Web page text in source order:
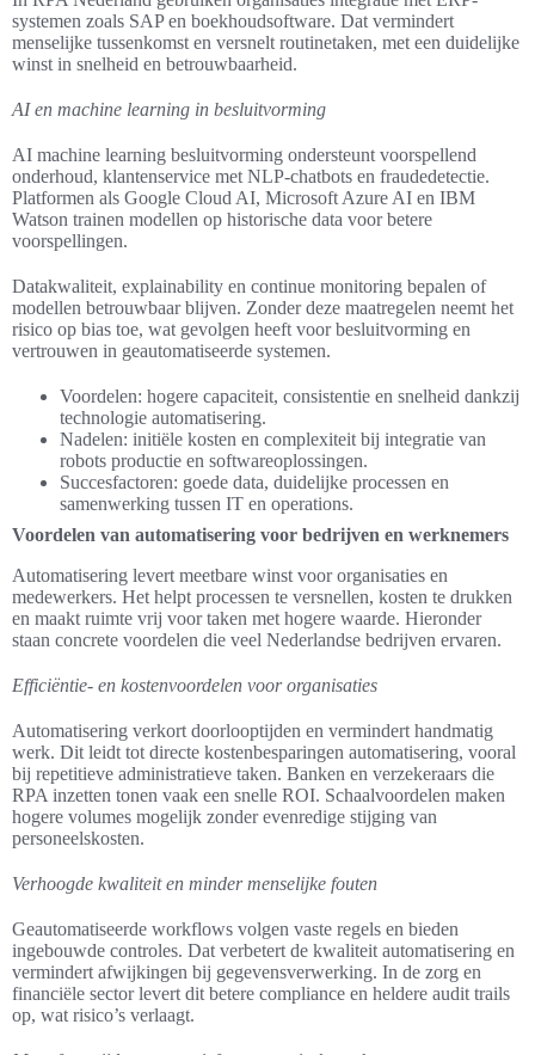
systemen zoals SAP en boekhoudsoftware. Dat vermindert
menselijke tussenkomst en versnelt routinetaken, met een duidelijke
winst in snelheid en betrouwbaarheid.
AI en machine learning in besluitvorming
AI machine learning besluitvorming ondersteunt voorspellend
onderhoud, klantenservice met NLP-chatbots en fraudedetectie.
Platformen als Google Cloud AI, Microsoft Azure AI en IBM
Watson trainen modellen op historische data voor betere
voorspellingen.
Datakwaliteit, explainability en continue monitoring bepalen of
modellen betrouwbaar blijven. Zonder deze maatregelen neemt het
risico op bias toe, wat gevolgen heeft voor besluitvorming en
vertrouwen in geautomatiseerde systemen.
Voordelen: hogere capaciteit, consistentie en snelheid dankzij
technologie automatisering.
Nadelen: initiële kosten en complexiteit bij integratie van
robots productie en softwareoplossingen.
Succesfactoren: goede data, duidelijke processen en
samenwerking tussen IT en operations.
Voordelen van automatisering voor bedrijven en werknemers
Automatisering levert meetbare winst voor organisaties en
medewerkers. Het helpt processen te versnellen, kosten te drukken
en maakt ruimte vrij voor taken met hogere waarde. Hieronder
staan concrete voordelen die veel Nederlandse bedrijven ervaren.
Efficiëntie- en kostenvoordelen voor organisaties
Automatisering verkort doorlooptijden en vermindert handmatig
werk. Dit leidt tot directe kostenbesparingen automatisering, vooral
bij repetitieve administratieve taken. Banken en verzekeraars die
RPA inzetten tonen vaak een snelle ROI. Schaalvoordelen maken
hogere volumes mogelijk zonder evenredige stijging van
personeelskosten.
Verhoogde kwaliteit en minder menselijke fouten
Geautomatiseerde workflows volgen vaste regels en bieden
ingebouwde controles. Dat verbetert de kwaliteit automatisering en
vermindert afwijkingen bij gegevensverwerking. In de zorg en
financiële sector levert dit betere compliance en heldere audit trails
op, wat risico’s verlaagt.